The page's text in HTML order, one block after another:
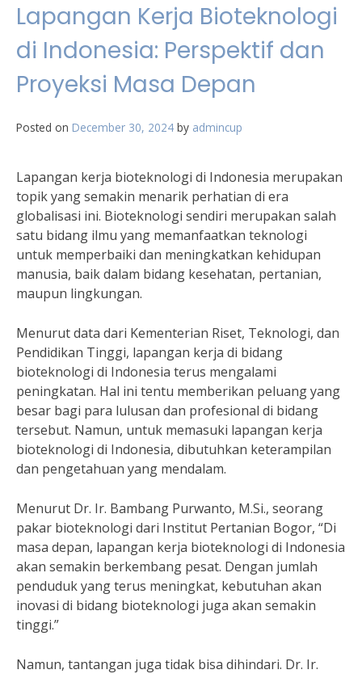
Lapangan Kerja Bioteknologi
di Indonesia: Perspektif dan
Proyeksi Masa Depan
Posted on December 30, 2024 by admincup
Lapangan kerja bioteknologi di Indonesia merupakan
topik yang semakin menarik perhatian di era
globalisasi ini. Bioteknologi sendiri merupakan salah
satu bidang ilmu yang memanfaatkan teknologi
untuk memperbaiki dan meningkatkan kehidupan
manusia, baik dalam bidang kesehatan, pertanian,
maupun lingkungan.
Menurut data dari Kementerian Riset, Teknologi, dan
Pendidikan Tinggi, lapangan kerja di bidang
bioteknologi di Indonesia terus mengalami
peningkatan. Hal ini tentu memberikan peluang yang
besar bagi para lulusan dan profesional di bidang
tersebut. Namun, untuk memasuki lapangan kerja
bioteknologi di Indonesia, dibutuhkan keterampilan
dan pengetahuan yang mendalam.
Menurut Dr. Ir. Bambang Purwanto, M.Si., seorang
pakar bioteknologi dari Institut Pertanian Bogor, “Di
masa depan, lapangan kerja bioteknologi di Indonesia
akan semakin berkembang pesat. Dengan jumlah
penduduk yang terus meningkat, kebutuhan akan
inovasi di bidang bioteknologi juga akan semakin
tinggi.”
Namun, tantangan juga tidak bisa dihindari. Dr. Ir.